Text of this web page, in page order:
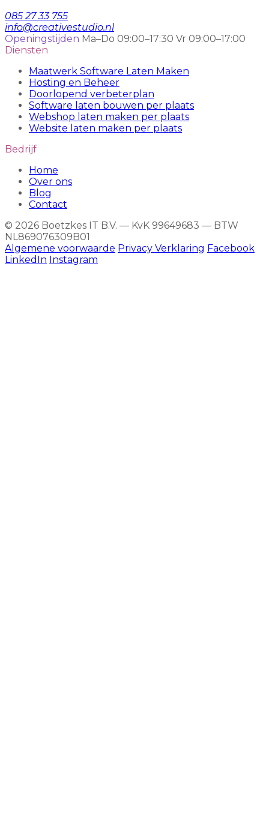
085 27 33 755
info@creativestudio.nl
Openingstijden Ma–Do 09:00–17:30 Vr 09:00–17:00
Diensten
Maatwerk Software Laten Maken
Hosting en Beheer
Doorlopend verbeterplan
Software laten bouwen per plaats
Webshop laten maken per plaats
Website laten maken per plaats
Bedrijf
Home
Over ons
Blog
Contact
© 2026 Boetzkes IT B.V. — KvK 99649683 — BTW
NL869076309B01
Algemene voorwaarde Privacy Verklaring Facebook
LinkedIn Instagram